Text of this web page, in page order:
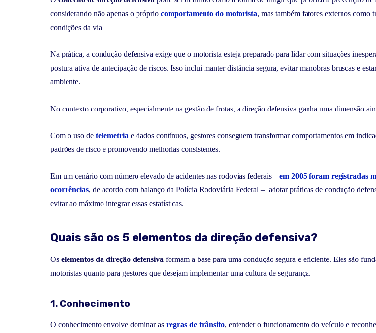
considerando não apenas o próprio comportamento do motorista, mas também fatores externos como
condições da via.
Na prática, a condução defensiva exige que o motorista esteja preparado para lidar com situações
postura ativa de antecipação de riscos. Isso inclui manter distância segura, evitar manobras bruscas e
ambiente.
No contexto corporativo, especialmente na gestão de frotas, a direção defensiva ganha uma dimensão
Com o uso de telemetria e dados contínuos, gestores conseguem transformar comportamentos em
padrões de risco e promovendo melhorias consistentes.
Em um cenário com número elevado de acidentes nas rodovias federais – em 2005 foram registradas
ocorrências, de acordo com balanço da Polícia Rodoviária Federal – adotar práticas de condução
evitar ao máximo integrar essas estatísticas.
Quais são os 5 elementos da direção defensiva?
Os elementos da direção defensiva formam a base para uma condução segura e eficiente. Eles são
motoristas quanto para gestores que desejam implementar uma cultura de segurança.
1. Conhecimento
O conhecimento envolve dominar as regras de trânsito, entender o funcionamento do veículo e